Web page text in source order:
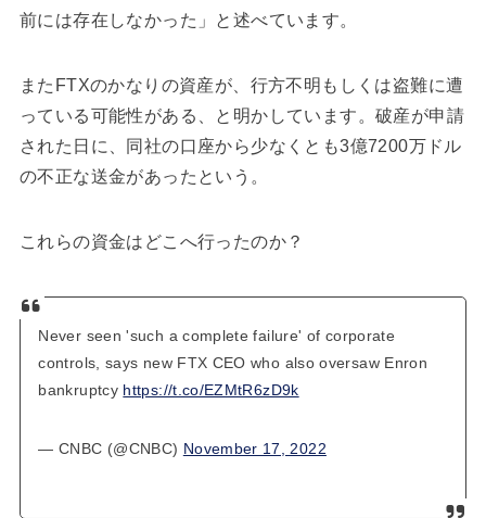
前には存在しなかった」と述べています。
またFTXのかなりの資産が、行方不明もしくは盗難に遭
っている可能性がある、と明かしています。破産が申請
された日に、同社の口座から少なくとも3億7200万ドル
の不正な送金があったという。
これらの資金はどこへ行ったのか？
Never seen 'such a complete failure' of corporate
controls, says new FTX CEO who also oversaw Enron
bankruptcy https://t.co/EZMtR6zD9k
— CNBC (@CNBC) November 17, 2022